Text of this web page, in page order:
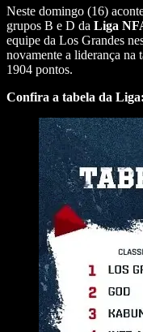
Neste domingo (16)
grupos B e D da Liga
equipe da Los Grandes
novamente a liderança na
1904 pontos.
Confira a tabela da Liga: